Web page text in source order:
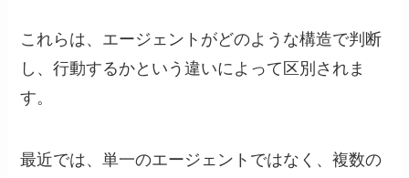
これらは、エージェントがどのような構造で判断
し、行動するかという違いによって区別されま
す。
最近では、単一のエージェントではなく、複数の